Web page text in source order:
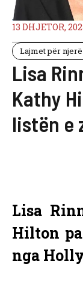
13 DHJETOR,
Lajmet për
Lisa
Kathy
listën e
Lisa
Hilton
nga